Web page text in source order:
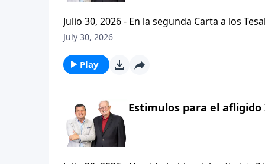
Julio 30, 2026 - En la segunda Carta a los
permanezcan firmes y aferrados a las
del mensaje que comenzamos hace un par
July 30, 2026
Play
Estimulos para el